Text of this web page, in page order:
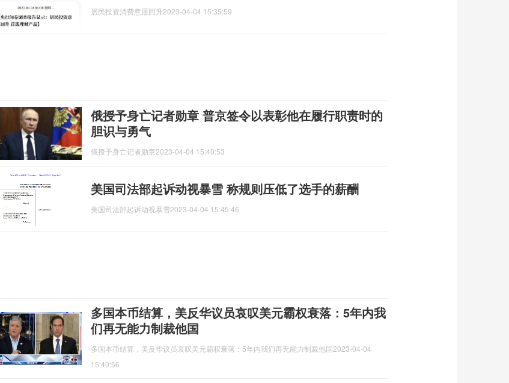
居民投资消费意愿回升2023-04-04 15:35:59
俄授予身亡记者勋章 普京签令以表彰他在履行职责时的
胆识与勇气
俄授予身亡记者勋章2023-04-04 15:40:53
美国司法部起诉动视暴雪 称规则压低了选手的薪酬
美国司法部起诉动视暴雪2023-04-04 15:45:46
多国本币结算，美反华议员哀叹美元霸权衰落：5年内我
们再无能力制裁他国
多国本币结算，美反华议员哀叹美元霸权衰落：5年内我们再无能力制裁他国2023-04-04
15:40:56